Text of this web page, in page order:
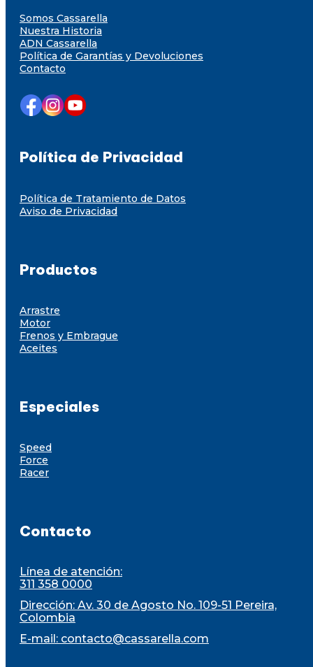
Somos Cassarella
Nuestra Historia
ADN Cassarella
Política de Garantías y Devoluciones
Contacto
Política de Privacidad
Política de Tratamiento de Datos
Aviso de Privacidad
Productos
Arrastre
Motor
Frenos y Embrague
Aceites
Especiales
Speed
Force
Racer
Contacto
Línea de atención:
311 358 0000
Dirección: Av. 30 de Agosto No. 109-51 Pereira,
Colombia
E-mail: contacto@cassarella.com